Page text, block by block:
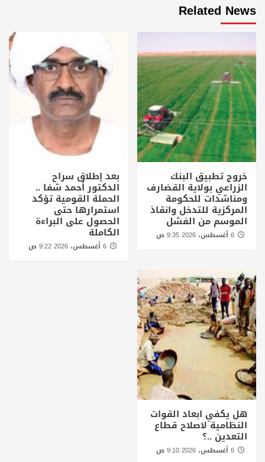
Related News
خروج تطبيق البنك
الزراعي بولاية القضارف
ومناشدات للحكومة
المركزية للتدخل وانقاذ
الموسم من الفشل
بعد إطلاق سراح
الدكتور أحمد شفا ..
الحملة القومية تؤكد
استمرارها حتى
الحصول على البراءة
الكاملة
6 أغسطس، 2026 9:22 ص
هل يكفي ابعاد القوات
النظامية لاصلاح قطاع
التعدين ..؟